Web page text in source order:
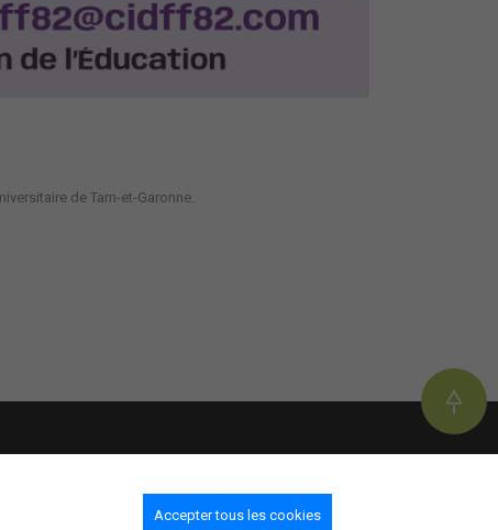
de Tarn-et-Garonne.
82013 Montauban cedex
Accepter tous les cookies